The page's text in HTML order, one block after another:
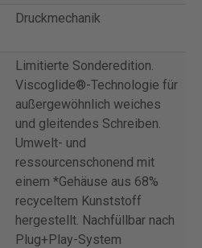
Druckmechanik
Limitierte Sonderedition.
Viscoglide®-Technologie für
außergewöhnlich weiches
und gleitendes Schreiben.
Umwelt- und
ressourcenschonend mit
einem *Gehäuse aus 68%
recyceltem Kunststoff
hergestellt. Nachfüllbar nach
Plug+Play-System